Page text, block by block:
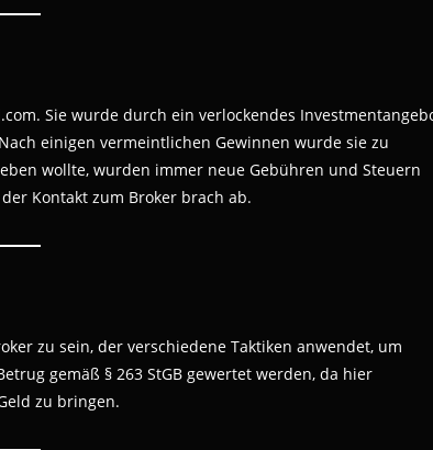
Sie wurde durch ein verlockendes
einigen vermeintlichen Gewinnen wurde sie zu
wollte, wurden immer neue Gebühren und Steuern
Kontakt zum Broker brach ab.
zu sein, der verschiedene Taktiken anwendet, um
gemäß § 263 StGB gewertet werden, da hier
zu bringen.